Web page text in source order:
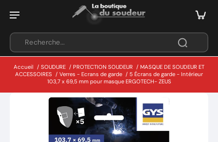
Accueil / SOUDURE / PROTECTION SOUDEUR / MASQUE DE SOUDEUR ET
ACCESSOIRES / Verres - Ecrans de garde / 5 Écrans de garde - Intérieur
103,7 x 69,5 mm pour masque ERGOTECH- ZEUS